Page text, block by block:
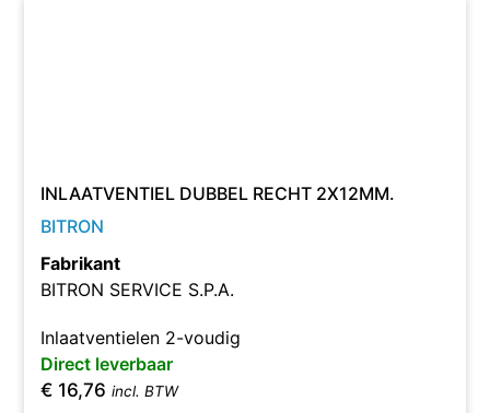
INLAATVENTIEL DUBBEL RECHT 2X12MM.
BITRON
Fabrikant
BITRON SERVICE S.P.A.
Inlaatventielen 2-voudig
Direct leverbaar
€ 16,76 incl. BTW